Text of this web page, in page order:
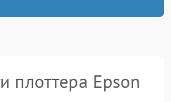
плоттера Epson